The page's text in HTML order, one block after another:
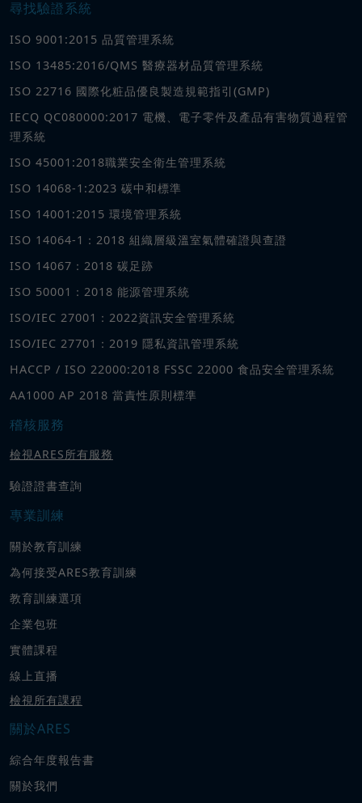
尋找驗證系統
ISO 9001:2015 品質管理系統
ISO 13485:2016/QMS 醫療器材品質管理系統
ISO 22716 國際化粧品優良製造規範指引(GMP)
IECQ QC080000:2017 電機、電子零件及產品有害物質過程管
理系統
ISO 45001:2018職業安全衛生管理系統
ISO 14068-1:2023 碳中和標準
ISO 14001:2015 環境管理系統
ISO 14064-1：2018 組織層級溫室氣體確證與查證
ISO 14067：2018 碳足跡
ISO 50001：2018 能源管理系統
ISO/IEC 27001：2022資訊安全管理系統
ISO/IEC 27701：2019 隱私資訊管理系統
HACCP / ISO 22000:2018 FSSC 22000 食品安全管理系統
AA1000 AP 2018 當責性原則標準
稽核服務
檢視ARES所有服務
驗證證書查詢
專業訓練
關於教育訓練
為何接受ARES教育訓練
教育訓練選項
企業包班
實體課程
線上直播
檢視所有課程
關於ARES
綜合年度報告書
關於我們